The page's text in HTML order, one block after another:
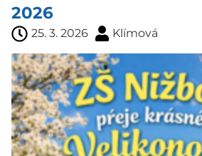
2026
25. 3. 2026 Klímová